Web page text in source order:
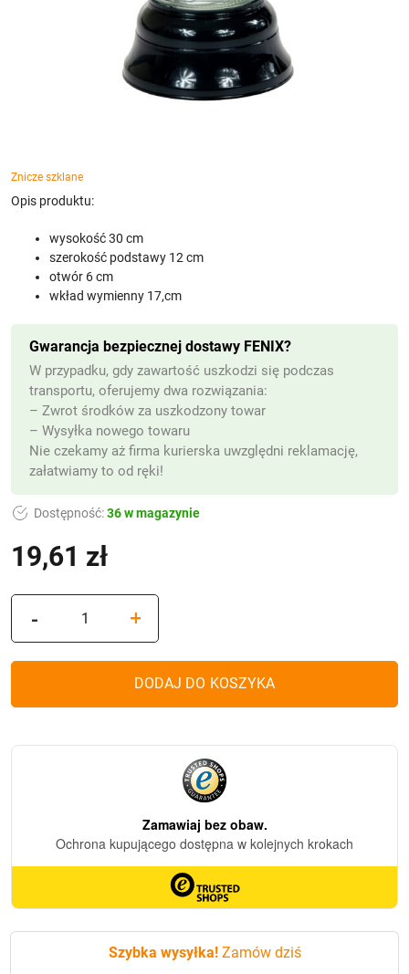
Znicze szklane
19,61 zł
Opis produktu:
wysokość 30 cm
szerokość podstawy 12 cm
otwór 6 cm
wkład wymienny 17,cm
Dostępność:36 w magazynie
Gwarancja bezpiecznej dostawy FENIX?
W przypadku, gdy zawartość uszkodzi się podczas
transportu, oferujemy dwa rozwiązania:
– Zwrot środków za uszkodzony towar
– Wysyłka nowego towaru
Nie czekamy aż firma kurierska uwzględni reklamację,
załatwiamy to od ręki!
Szybka wysyłka!Zamów dziś
-
Znicz
+
DODAJ DO KOSZYKA